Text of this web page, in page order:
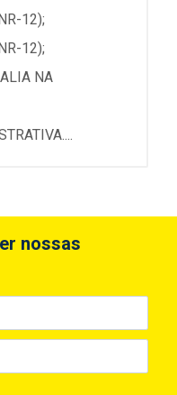
12);
12);
NA
nossas